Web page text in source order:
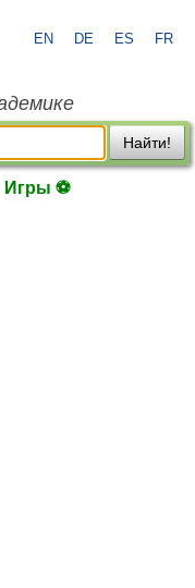
EN DE ES FR
Найти!
Игры ⚽